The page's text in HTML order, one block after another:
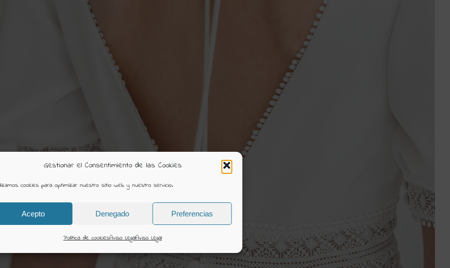
Gestionar el Consentimiento de las Cookies
cookies para optimizar nuestro sitio web y nuestro servicio.
Acepto Denegado Preferencias
Política de cookiesAviso LegalAviso Legal